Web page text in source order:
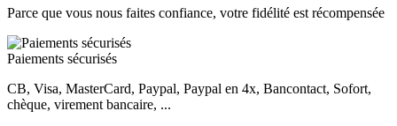
Parce que vous nous faites confiance, votre fidélité est récompensée
Paiements sécurisés
CB, Visa, MasterCard, Paypal, Paypal en 4x, Bancontact, Sofort,
chèque, virement bancaire, ...